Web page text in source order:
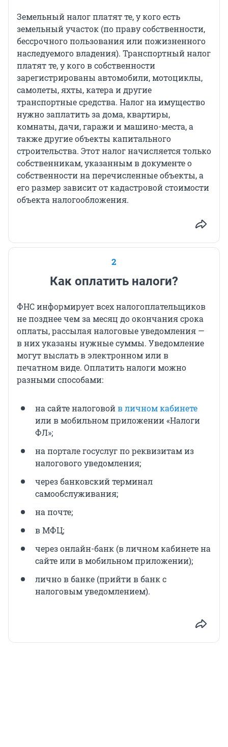
Земельный налог платят те, у кого есть
земельный участок (по праву собственности,
бессрочного пользования или пожизненного
наследуемого владения). Транспортный налог
платят те, у кого в собственности
зарегистрированы автомобили, мотоциклы,
самолеты, яхты, катера и другие
транспортные средства. Налог на имущество
нужно заплатить за дома, квартиры,
комнаты, дачи, гаражи и машино-места, а
также другие объекты капитального
строительства. Этот налог начисляется только
собственникам, указанным в документе о
собственности на перечисленные объекты, а
его размер зависит от кадастровой стоимости
объекта налогообложения.
2
Как оплатить налоги?
ФНС информирует всех налогоплательщиков
не позднее чем за месяц до окончания срока
оплаты, рассылая налоговые уведомления —
в них указаны нужные суммы. Уведомление
могут выслать в электронном или в
печатном виде. Оплатить налоги можно
разными способами:
на сайте налоговойв личном кабинете
или в мобильном приложении «Налоги
ФЛ»;
на портале госуслуг по реквизитам из
налогового уведомления;
через банковский терминал
самообслуживания;
на почте;
в МФЦ;
через онлайн-банк (в личном кабинете на
сайте или в мобильном приложении);
лично в банке (прийти в банк с
налоговым уведомлением).